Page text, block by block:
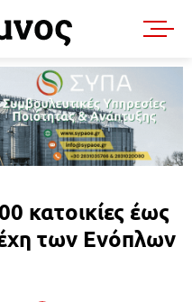
κατοικίες έως
των Ενόπλων